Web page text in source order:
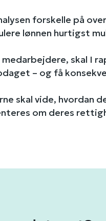
forskelle på
lønnen hurtigst
medarbejdere, skal I
– og få
skal vide, hvordan
om deres